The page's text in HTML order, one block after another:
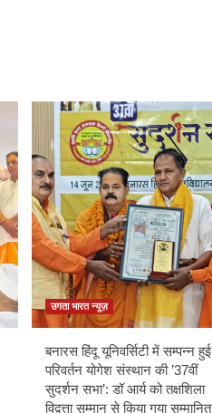
उगता भारत न्यूज़
बनारस हिंदू यूनिवर्सिटी में सम्पन्न हुई
परिवर्तन योगेश संस्थान की ’37वीं
सुदर्शन सभा’: डॉ आर्य को तक्षशिला
विद्वत्ता सम्मान से किया गया सम्मानित